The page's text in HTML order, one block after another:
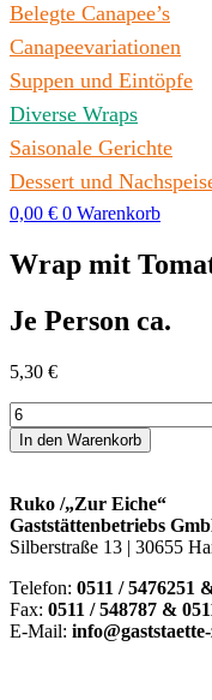
Belegte Canapee’s
Canapeevariationen
Suppen und Eintöpfe
Diverse Wraps
Saisonale Gerichte
Dessert und
0,00 € 0 Warenkorb
Wrap mit
Je Person ca.
5,30 €
Wrap
mit
Tomate-
Menge
In den Warenkorb
Ruko /„Zur Eiche“
Gaststättenbetriebs
Silberstraße 13 | 30655
Telefon: 0511 / 5476251
Fax: 0511 / 548787 &
E-Mail: